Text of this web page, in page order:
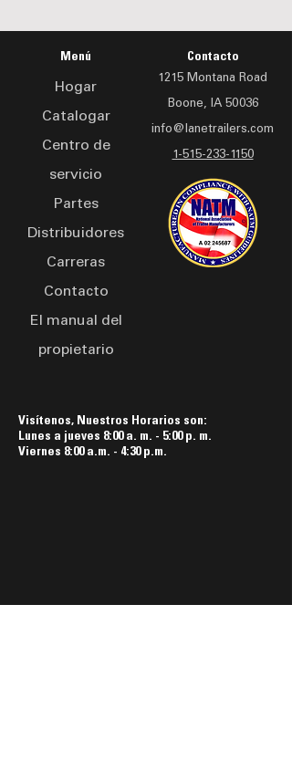
Menú
Hogar
Catalogar
Centro de
servicio
Partes
Distribuidores
Carreras
Contacto
El manual del
propietario
Contacto
1215 Montana Road
Boone, IA 50036
info@lanetrailers.com
1-515-233-1150
Visítenos, Nuestros Horarios son:
Lunes a jueves 8:00 a. m. - 5:00 p. m.
Viernes 8:00 a.m. - 4:30 p.m.